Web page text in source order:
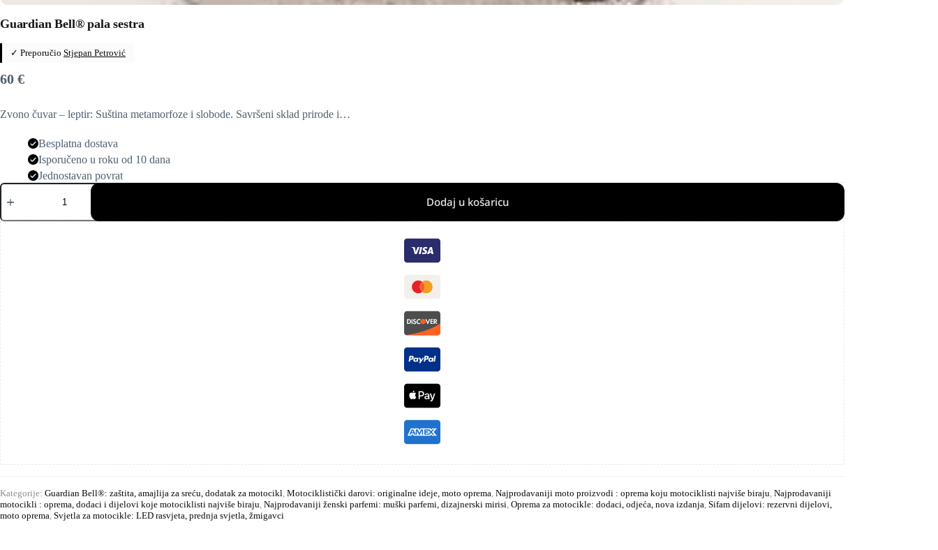
Guardian Bell® pala sestra
✓ Preporučio Stjepan Petrović
60 €
Zvono čuvar – leptir: Suština metamorfoze i slobode. Savršeni sklad prirode i…
Besplatna dostava
Isporučeno u roku od 10 dana
Jednostavan povrat
Guardian
Bell®
sestra
količina
Dodaj u košaricu
Kategorije: Guardian Bell®: zaštita, amajlija za sreću, dodatak za motocikl Motociklistički darovi: originalne ideje, moto oprema Najprodavaniji moto proizvodi : oprema koju motociklisti najviše biraju Najprodavaniji
motocikli : oprema, dodaci i dijelovi koje motociklisti najviše biraju Najprodavaniji ženski parfemi: muški parfemi, dizajnerski mirisi Oprema za motocikle: dodaci, odjeća, nova izdanja Sifam dijelovi: rezervni dijelovi,
moto oprema Svjetla za motocikle: LED rasvjeta, prednja svjetla, žmigavci